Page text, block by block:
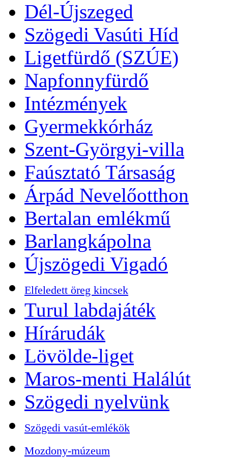
Dél-Újszeged
Szögedi Vasúti Híd
Ligetfürdő (SZÚE)
Napfonnyfürdő
Intézmények
Gyermekkórház
Szent-Györgyi-villa
Faúsztató Társaság
Árpád Nevelőotthon
Bertalan emlékmű
Barlangkápolna
Újszögedi Vigadó
Elfeledett öreg kincsek
Turul labdajáték
Hírárudák
Lövölde-liget
Maros-menti Halálút
Szögedi nyelvünk
Szögedi vasút-emlékök
Mozdony-múzeum